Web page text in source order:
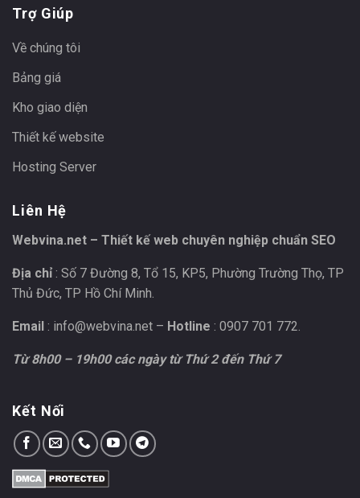
Trợ Giúp
Về chúng tôi
Bảng giá
Kho giao diện
Thiết kế website
Hosting Server
Liên Hệ
Webvina.net – Thiết kế web chuyên nghiệp chuẩn SEO
Địa chỉ : Số 7 Đường 8, Tổ 15, KP5, Phường Trường Thọ, TP
Thủ Đức, TP Hồ Chí Minh.
Email : info@webvina.net – Hotline : 0907 701 772.
Từ 8h00 – 19h00 các ngày từ Thứ 2 đến Thứ 7
Kết Nối